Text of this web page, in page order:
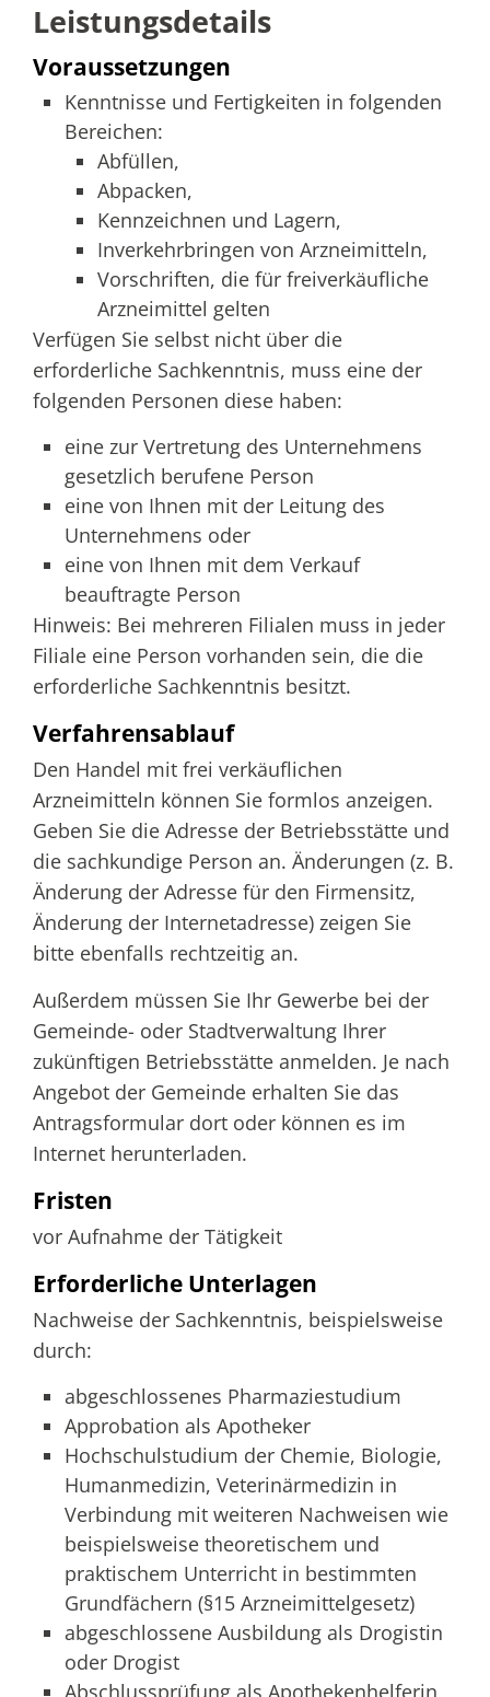
Leistungsdetails
Voraussetzungen
Kenntnisse und Fertigkeiten in folgenden
Bereichen:
Abfüllen,
Abpacken,
Kennzeichnen und Lagern,
Inverkehrbringen von Arzneimitteln,
Vorschriften, die für freiverkäufliche
Arzneimittel gelten
Verfügen Sie selbst nicht über die
erforderliche Sachkenntnis, muss eine der
folgenden Personen diese haben:
eine zur Vertretung des Unternehmens
gesetzlich berufene Person
eine von Ihnen mit der Leitung des
Unternehmens oder
eine von Ihnen mit dem Verkauf
beauftragte Person
Hinweis: Bei mehreren Filialen muss in jeder
Filiale eine Person vorhanden sein, die die
erforderliche Sachkenntnis besitzt.
Verfahrensablauf
Den Handel mit frei verkäuflichen
Arzneimitteln können Sie formlos anzeigen.
Geben Sie die Adresse der Betriebsstätte und
die sachkundige Person an. Änderungen (z. B.
Änderung der Adresse für den Firmensitz,
Änderung der Internetadresse) zeigen Sie
bitte ebenfalls rechtzeitig an.
Außerdem müssen Sie Ihr Gewerbe bei der
Gemeinde- oder Stadtverwaltung Ihrer
zukünftigen Betriebsstätte anmelden. Je nach
Angebot der Gemeinde erhalten Sie das
Antragsformular dort oder können es im
Internet herunterladen.
Fristen
vor Aufnahme der Tätigkeit
Erforderliche Unterlagen
Nachweise der Sachkenntnis, beispielsweise
durch:
abgeschlossenes Pharmaziestudium
Approbation als Apotheker
Hochschulstudium der Chemie, Biologie,
Humanmedizin, Veterinärmedizin in
Verbindung mit weiteren Nachweisen wie
beispielsweise theoretischem und
praktischem Unterricht in bestimmten
Grundfächern (§15 Arzneimittelgesetz)
abgeschlossene Ausbildung als Drogistin
oder Drogist
Abschlussprüfung als Apothekenhelferin